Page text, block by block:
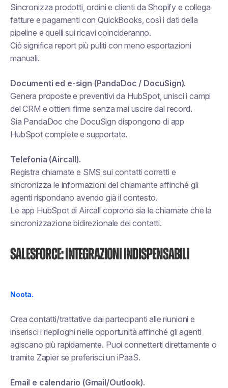
Sincronizza prodotti, ordini e clienti da Shopify e collega
fatture e pagamenti con QuickBooks, così i dati della
pipeline e quelli sui ricavi coincideranno.
Ciò significa report più puliti con meno esportazioni
manuali.
Documenti ed e-sign (PandaDoc / DocuSign).
Genera proposte e preventivi da HubSpot, unisci i campi
del CRM e ottieni firme senza mai uscire dal record.
Sia PandaDoc che DocuSign dispongono di app
HubSpot complete e supportate.
Telefonia (Aircall).
Registra chiamate e SMS sui contatti corretti e
sincronizza le informazioni del chiamante affinché gli
agenti rispondano avendo già il contesto.
Le app HubSpot di Aircall coprono sia le chiamate che la
sincronizzazione bidirezionale dei contatti.
Salesforce: integrazioni indispensabili
Noota.
Crea contatti/trattative dai partecipanti alle riunioni e
inserisci i riepiloghi nelle opportunità affinché gli agenti
agiscano più rapidamente. Puoi connetterti direttamente o
tramite Zapier se preferisci un iPaaS.
Email e calendario (Gmail/Outlook).